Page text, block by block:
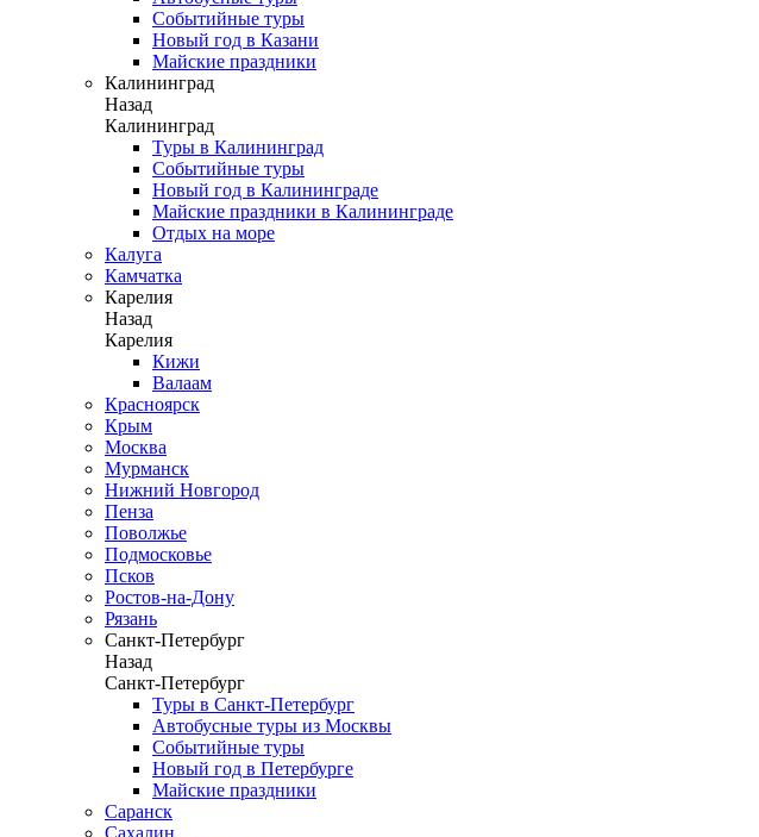
Событийные туры
Новый год в Казани
Майские праздники
Калининград
Назад
Калининград
Туры в Калининград
Событийные туры
Новый год в Калининграде
Майские праздники в Калининграде
Отдых на море
Калуга
Камчатка
Карелия
Назад
Карелия
Кижи
Валаам
Красноярск
Крым
Москва
Мурманск
Нижний Новгород
Пенза
Поволжье
Подмосковье
Псков
Ростов-на-Дону
Рязань
Санкт-Петербург
Назад
Санкт-Петербург
Туры в Санкт-Петербург
Автобусные туры из Москвы
Событийные туры
Новый год в Петербурге
Майские праздники
Саранск
Сахалин